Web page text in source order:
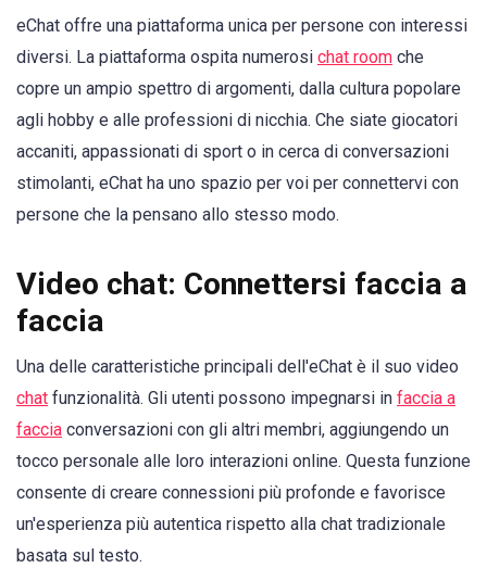
eChat offre una piattaforma unica per persone con interessi
diversi. La piattaforma ospita numerosi chat room che
copre un ampio spettro di argomenti, dalla cultura popolare
agli hobby e alle professioni di nicchia. Che siate giocatori
accaniti, appassionati di sport o in cerca di conversazioni
stimolanti, eChat ha uno spazio per voi per connettervi con
persone che la pensano allo stesso modo.
Video chat: Connettersi faccia a
faccia
Una delle caratteristiche principali dell'eChat è il suo video
chat funzionalità. Gli utenti possono impegnarsi in faccia a
faccia conversazioni con gli altri membri, aggiungendo un
tocco personale alle loro interazioni online. Questa funzione
consente di creare connessioni più profonde e favorisce
un'esperienza più autentica rispetto alla chat tradizionale
basata sul testo.